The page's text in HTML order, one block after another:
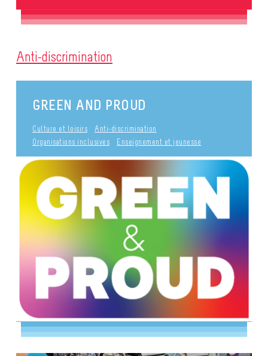
Anti-discrimination
GREEN AND PROUD
Culture et loisirs
Anti-discrimination
Organisations inclusives
Enseignement et jeunesse